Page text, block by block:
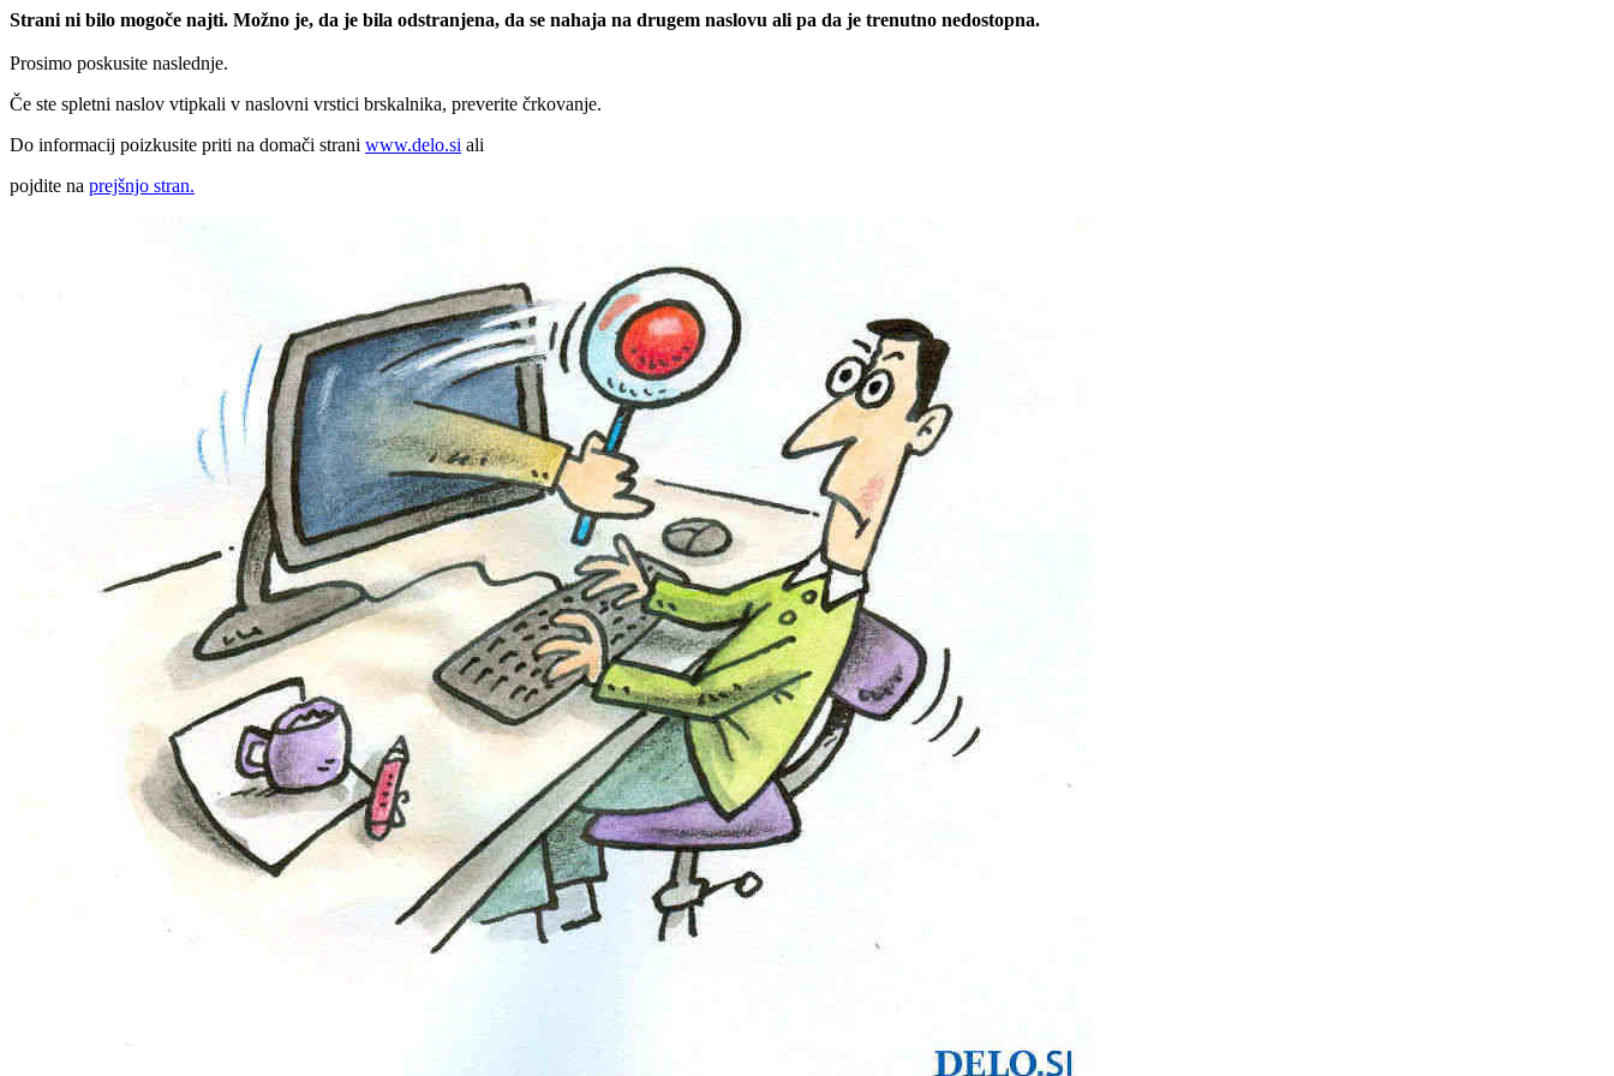
Strani ni bilo mogoče najti. Možno je, da je bila odstranjena, da se nahaja na drugem naslovu ali pa da je trenutno nedostopna.
Prosimo poskusite naslednje.
Če ste spletni naslov vtipkali v naslovni vrstici brskalnika, preverite črkovanje.
Do informacij poizkusite priti na domači strani www.delo.si ali
pojdite na prejšnjo stran.